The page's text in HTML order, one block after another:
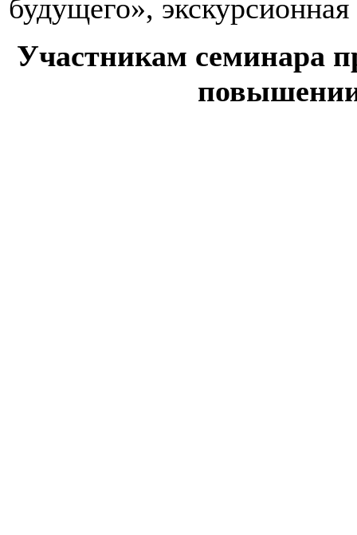
будущего»,
Участникам семинара